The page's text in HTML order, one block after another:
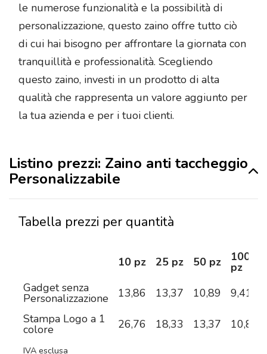
le numerose funzionalità e la possibilità di
personalizzazione, questo zaino offre tutto ciò
di cui hai bisogno per affrontare la giornata con
tranquillità e professionalità. Scegliendo
questo zaino, investi in un prodotto di alta
qualità che rappresenta un valore aggiunto per
la tua azienda e per i tuoi clienti.
Listino prezzi: Zaino anti taccheggio
Personalizzabile
Tabella prezzi per quantità
10 pz 25 pz 50 pz 100
pz
Gadget senza
Personalizzazione 13,86 13,37 10,89
9,41
Stampa Logo a 1
colore 26,76 18,33 13,37 10,82
IVA esclusa